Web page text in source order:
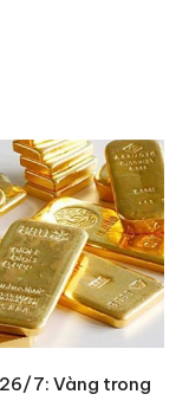
7: Vàng trong